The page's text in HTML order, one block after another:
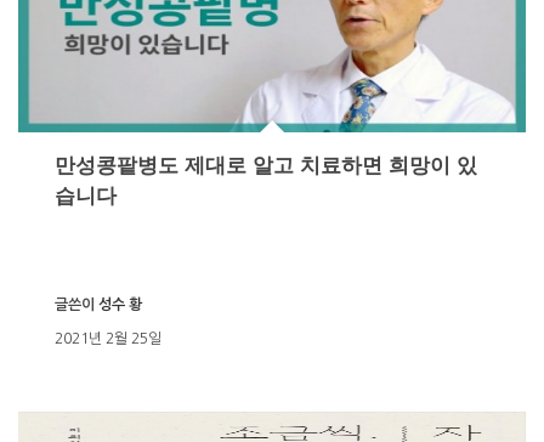
만성콩팥병도 제대로 알고 치료하면 희망이 있
습니다
2021년 2월 25일
글쓴이 성수 황